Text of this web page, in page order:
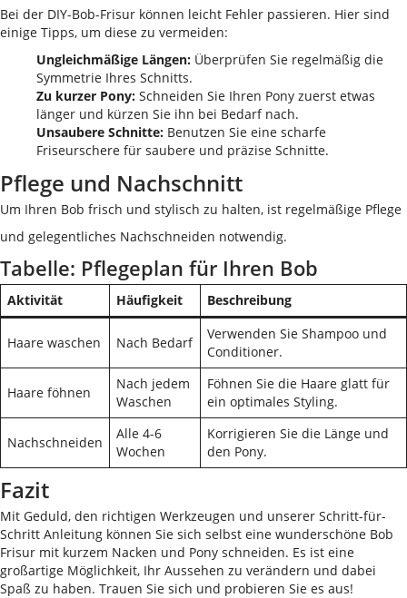
Bei der DIY-Bob-Frisur können leicht Fehler passieren. Hier sind
einige Tipps, um diese zu vermeiden:
Ungleichmäßige Längen: Überprüfen Sie regelmäßig die
Symmetrie Ihres Schnitts.
Zu kurzer Pony: Schneiden Sie Ihren Pony zuerst etwas
länger und kürzen Sie ihn bei Bedarf nach.
Unsaubere Schnitte: Benutzen Sie eine scharfe
Friseurschere für saubere und präzise Schnitte.
Pflege und Nachschnitt
Um Ihren Bob frisch und stylisch zu halten, ist regelmäßige Pflege
und gelegentliches Nachschneiden notwendig.
Tabelle: Pflegeplan für Ihren Bob
Aktivität Häufigkeit Beschreibung
Haare waschen Nach Bedarf
Verwenden Sie Shampoo und
Conditioner.
Haare föhnen
Nach jedem
Waschen
Föhnen Sie die Haare glatt für
ein optimales Styling.
Nachschneiden
Alle 4-6
Wochen
Korrigieren Sie die Länge und
den Pony.
Fazit
Mit Geduld, den richtigen Werkzeugen und unserer Schritt-für-
Schritt Anleitung können Sie sich selbst eine wunderschöne Bob
Frisur mit kurzem Nacken und Pony schneiden. Es ist eine
großartige Möglichkeit, Ihr Aussehen zu verändern und dabei
Spaß zu haben. Trauen Sie sich und probieren Sie es aus!